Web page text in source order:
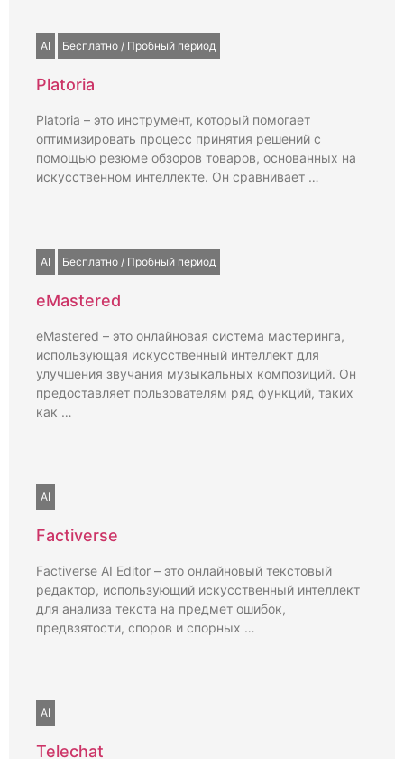
AI Бесплатно / Пробный период
Platoria
Platoria – это инструмент, который помогает
оптимизировать процесс принятия решений с
помощью резюме обзоров товаров, основанных на
искусственном интеллекте. Он сравнивает …
AI Бесплатно / Пробный период
eMastered
eMastered – это онлайновая система мастеринга,
использующая искусственный интеллект для
улучшения звучания музыкальных композиций. Он
предоставляет пользователям ряд функций, таких
как …
AI
Factiverse
Factiverse AI Editor – это онлайновый текстовый
редактор, использующий искусственный интеллект
для анализа текста на предмет ошибок,
предвзятости, споров и спорных …
AI
Telechat